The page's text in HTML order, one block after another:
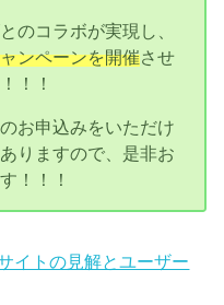
のコラボが実現し、
ンペーンを開催させ
！！
お申込みをいただけ
りますので、是非お
！！！
イトの見解とユーザー